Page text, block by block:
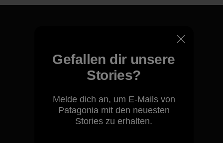
Für all unsere Produkte gilt
unsere kompromisslose
Garantie.
Kompromisslose Garantie
Gefallen dir unsere
Stories?
Melde dich an, um E-Mails von
Patagonia mit den neuesten
Stories zu erhalten.